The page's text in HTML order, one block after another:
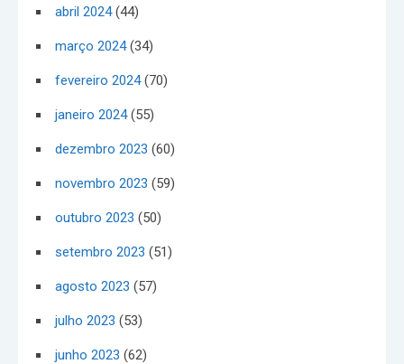
abril 2024(44)
março 2024(34)
fevereiro 2024(70)
janeiro 2024(55)
dezembro 2023 (60)
novembro 2023 (59)
outubro 2023 (50)
setembro 2023 (51)
agosto 2023 (57)
julho 2023 (53)
junho 2023 (62)